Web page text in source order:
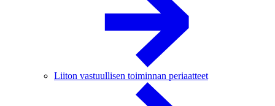
Liiton vastuullisen toiminnan periaatteet